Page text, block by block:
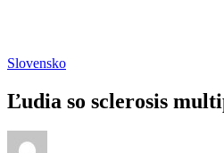
Slovensko
Ľudia so sclerosis